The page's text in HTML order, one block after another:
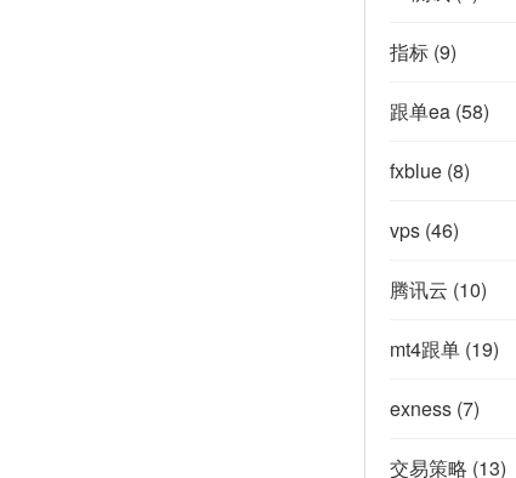
指标(9)
跟单ea(58)
fxblue(8)
vps(46)
腾讯云 (10)
mt4跟单(19)
exness(7)
交易策略 (13)